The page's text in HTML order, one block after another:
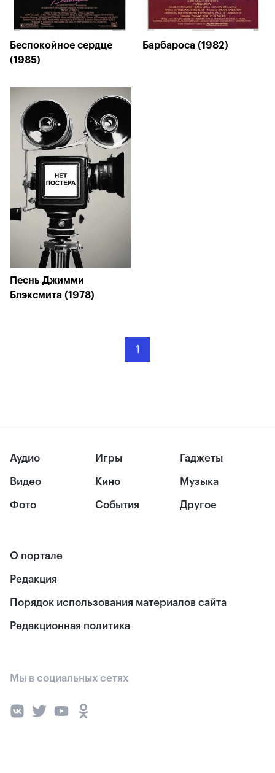
Беспокойное сердце
(1985)
Барбароса (1982)
Песнь Джимми
Блэксмита (1978)
1
Аудио
Видео
Фото
Игры
Кино
События
Гаджеты
Музыка
Другое
О портале
Редакция
Порядок использования материалов сайта
Редакционная политика
Мы в социальных сетях